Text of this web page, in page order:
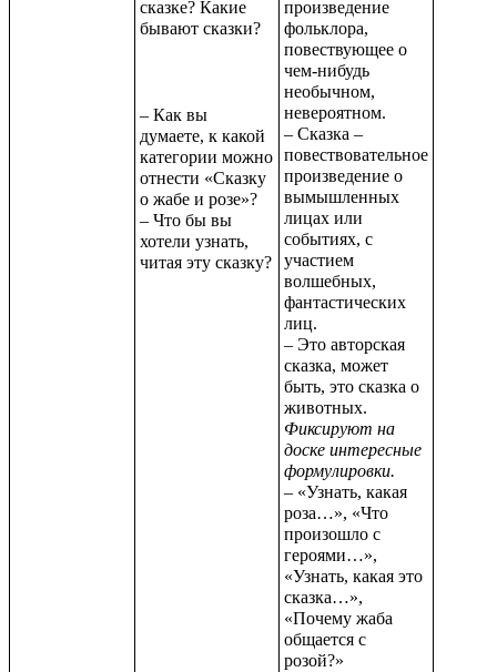
сказке? Какие
бывают сказки?
– Как вы
думаете, к какой
категории можно
отнести «Сказку
о жабе и розе»?
– Что бы вы
хотели узнать,
читая эту сказку?
произведение
фольклора,
повествующее о
чем-нибудь
необычном,
невероятном.
– Сказка –
повествовательное
произведение о
вымышленных
лицах или
событиях, с
участием
волшебных,
фантастических
лиц.
– Это авторская
сказка, может
быть, это сказка о
животных.
Фиксируют на
доске интересные
формулировки.
– «Узнать, какая
роза…», «Что
произошло с
героями…»,
«Узнать, какая это
сказка…»,
«Почему жаба
общается с
розой?»